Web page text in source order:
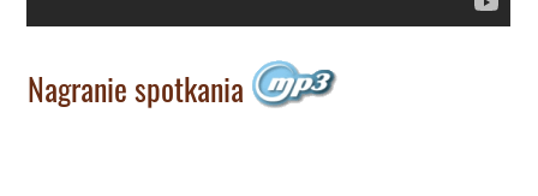
Nagranie spotkania